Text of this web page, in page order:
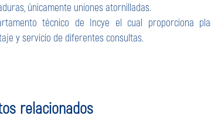
únicamente uniones atornilladas.
técnico de Incye el cual proporciona
y servicio de diferentes consultas.
relacionados